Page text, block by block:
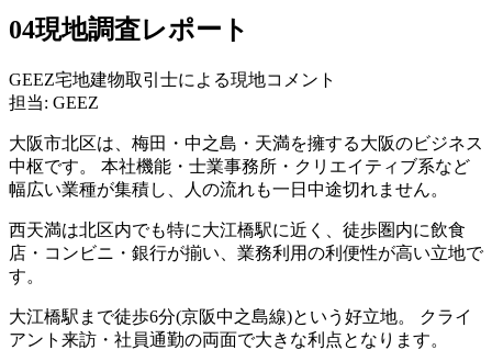
04現地調査レポート
GEEZ宅地建物取引士による現地コメント
担当: GEEZ
大阪市北区は、梅田・中之島・天満を擁する大阪のビジネス
中枢です。 本社機能・士業事務所・クリエイティブ系など
幅広い業種が集積し、人の流れも一日中途切れません。
西天満は北区内でも特に大江橋駅に近く、徒歩圏内に飲食
店・コンビニ・銀行が揃い、業務利用の利便性が高い立地で
す。
大江橋駅まで徒歩6分(京阪中之島線)という好立地。 クライ
アント来訪・社員通勤の両面で大きな利点となります。